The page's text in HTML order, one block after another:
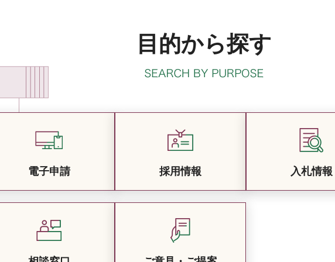
目的から探す
電子申請 採用情報 入札情報